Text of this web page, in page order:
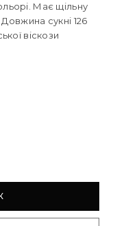
Має щільну
сукні 126
віскози